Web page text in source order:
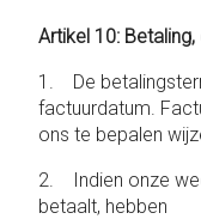
Artikel 10:
1. De
factuurdatum.
ons te bepalen
2. Indien onze
betaalt, hebben